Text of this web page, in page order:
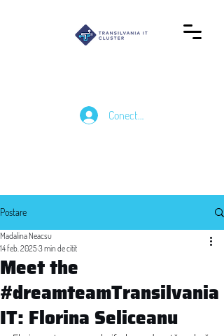
Conectează-te
Postare
Meet the
#dreamteamTransilvania
IT: Florina Seliceanu
Madalina Neacsu
14 feb. 20253 min de citit